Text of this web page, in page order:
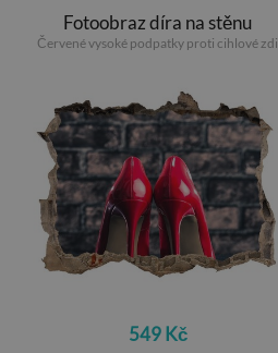
Fotoobraz díra na stěnu
Červené vysoké podpatky proti cihlové zdi
549 Kč